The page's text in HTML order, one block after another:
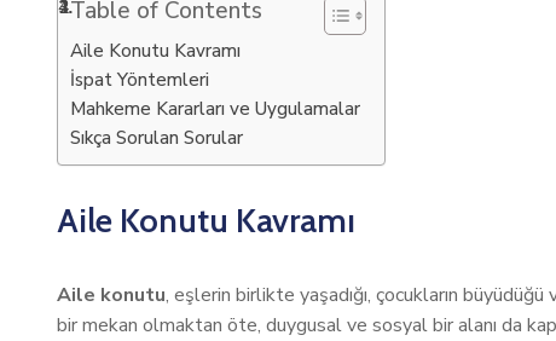
Table of Contents
Aile Konutu Kavramı
İspat Yöntemleri
Mahkeme Kararları ve Uygulamalar
Sıkça Sorulan Sorular
Aile Konutu Kavramı
Aile konutu, eşlerin birlikte yaşadığı, çocukların
bir mekan olmaktan öte, duygusal ve sosyal bir alanı da